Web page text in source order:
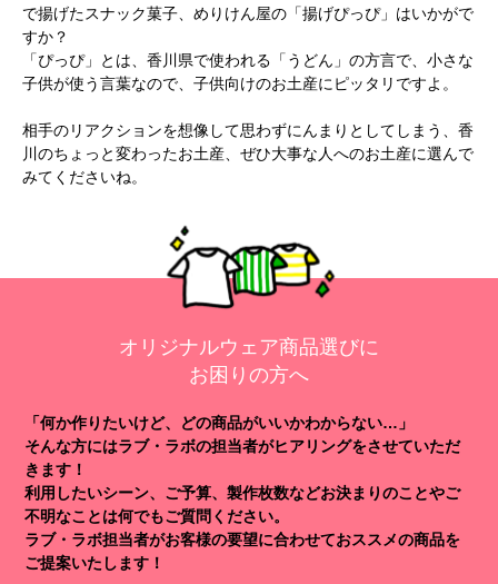
で揚げたスナック菓子、めりけん屋の「揚げぴっぴ」はいかがで
すか？
「ぴっぴ」とは、香川県で使われる「うどん」の方言で、小さな
子供が使う言葉なので、子供向けのお土産にピッタリですよ。
相手のリアクションを想像して思わずにんまりとしてしまう、香
川のちょっと変わったお土産、ぜひ大事な人へのお土産に選んで
みてくださいね。
オリジナルウェア商品選びに
お困りの方へ
「何か作りたいけど、どの商品がいいかわからない…」
そんな方にはラブ・ラボの担当者がヒアリングをさせていただ
きます！
利用したいシーン、ご予算、製作枚数などお決まりのことやご
不明なことは何でもご質問ください。
ラブ・ラボ担当者がお客様の要望に合わせておススメの商品を
ご提案いたします！